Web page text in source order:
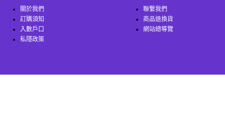
關於我們
訂購須知
入數戶口
私隱政策
聯繫我們
商品退換貨
網站總導覽